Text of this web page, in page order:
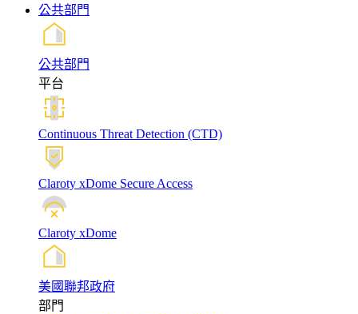
公共部門
公共部門
平台
Continuous Threat Detection (CTD)
Claroty xDome Secure Access
Claroty xDome
美國聯邦政府
部門